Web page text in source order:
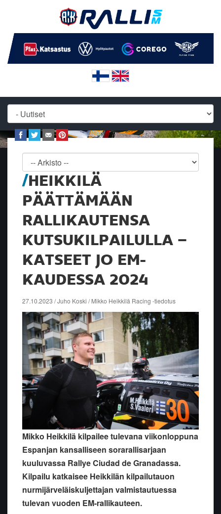
HEIKKILÄ
PÄÄTTÄMÄÄN
RALLIKAUTENSA
KUTSUKILPAILULLA –
KATSEET JO EM-
KAUDESSA 2024
27.10.2023 / Juho Koski / Mikko Heikkilä Racing -tiedotus
Mikko Heikkilä kilpailee tulevana viikonloppuna
Espanjan kansalliseen sorarallisarjaan
kuuluvassa Rallye Ciudad de Granadassa.
Kilpailu katkaisee Heikkilän kilpailutauon
nurmijärveläiskuljettajan valmistautuessa
tulevan vuoden EM-rallikauteen.